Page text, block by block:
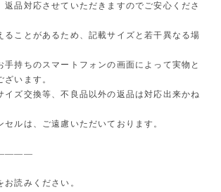
返品対応させていただきますのでご安心くださ
ることがあるため、記載サイズと若干異なる場
手持ちのスマートフォンの画面によって実物と
います。
イズ交換等、不良品以外の返品は対応出来かね
セルは、ご遠慮いただいております。
お読みください。